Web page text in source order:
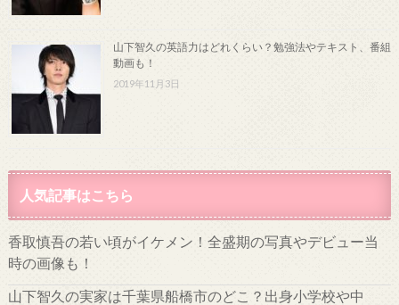
山下智久の英語力はどれくらい？勉強法やテキスト、番組
動画も！
2019年11月3日
人気記事はこちら
香取慎吾の若い頃がイケメン！全盛期の写真やデビュー当
時の画像も！
山下智久の実家は千葉県船橋市のどこ？出身小学校や中